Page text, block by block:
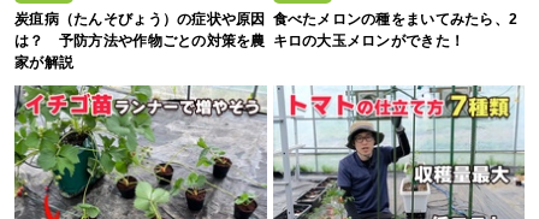
炭疽病（たんそびょう）の症状や原因
は？ 予防方法や作物ごとの対策を農
家が解説
食べたメロンの種をまいてみたら、2
キロの大玉メロンができた！